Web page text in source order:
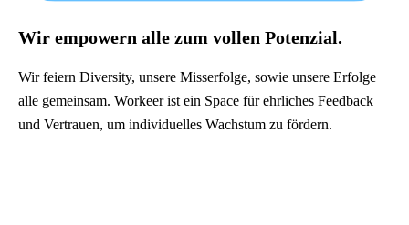
Wir empowern alle zum vollen Potenzial.
Wir feiern Diversity, unsere Misserfolge, sowie unsere Erfolge
alle gemeinsam. Workeer ist ein Space für ehrliches Feedback
und Vertrauen, um individuelles Wachstum zu fördern.